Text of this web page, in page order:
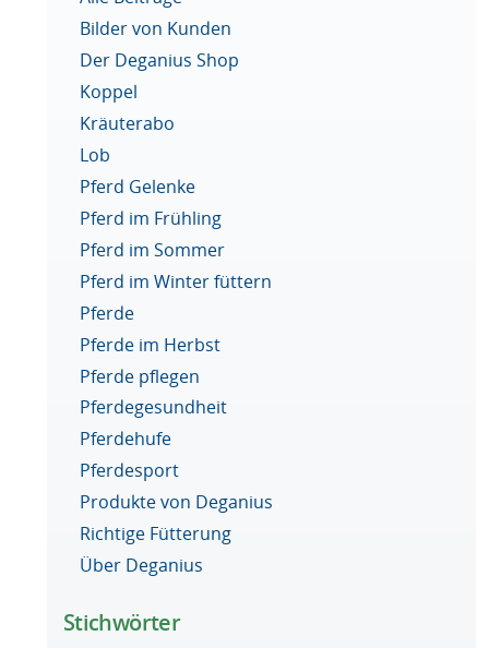
Bilder von Kunden
Der Deganius Shop
Koppel
Kräuterabo
Lob
Pferd Gelenke
Pferd im Frühling
Pferd im Sommer
Pferd im Winter füttern
Pferde
Pferde im Herbst
Pferde pflegen
Pferdegesundheit
Pferdehufe
Pferdesport
Produkte von Deganius
Richtige Fütterung
Über Deganius
Stichwörter